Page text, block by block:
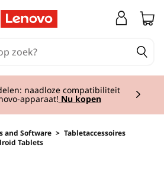
naadloze compatibiliteit
apparaat! Nu kopen
and Software > Tabletaccessoires
Tablets